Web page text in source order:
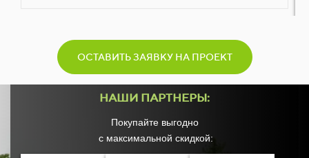
56
57
58
59
ОСТАВИТЬ ЗАЯВКУ НА ПРОЕКТ
НАШИ ПАРТНЕРЫ:
Покупайте выгодно
с максимальной скидкой: